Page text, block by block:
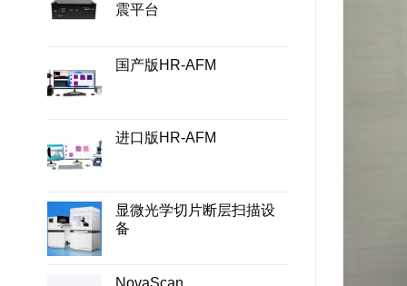
震平台
国产版HR-AFM
进口版HR-AFM
显微光学切片断层扫描设
备
NovaScan